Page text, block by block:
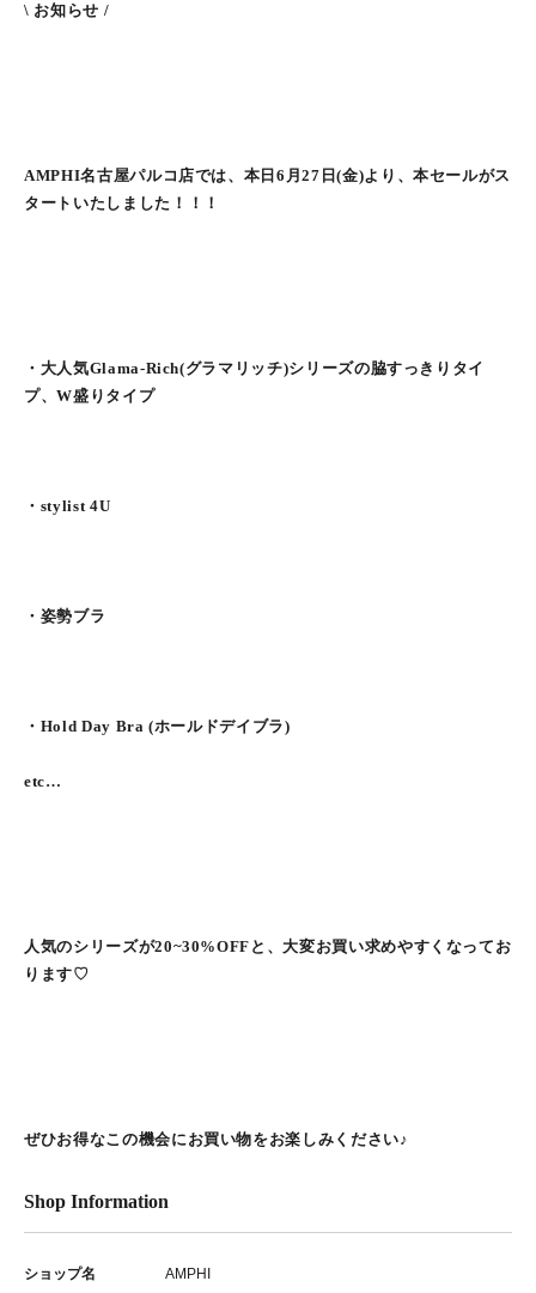
\ お知らせ /
AMPHI名古屋パルコ店では、本日6月27日(金)より、本セールがス
タートいたしました！！！
・大人気Glama-Rich(グラマリッチ)シリーズの脇すっきりタイ
プ、W盛りタイプ
・stylist 4U
・姿勢ブラ
・Hold Day Bra (ホールドデイブラ)
etc…
人気のシリーズが20~30%OFFと、大変お買い求めやすくなってお
ります♡
ぜひお得なこの機会にお買い物をお楽しみください♪
Shop Information
ショップ名 AMPHI